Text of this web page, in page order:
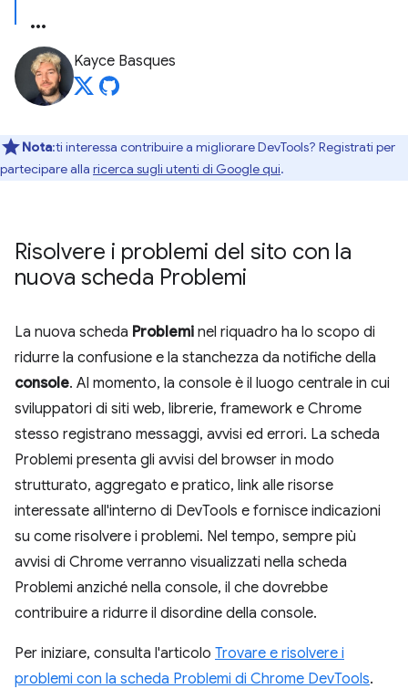
Kayce Basques
Nota:ti interessa contribuire a migliorare DevTools? Registrati per
partecipare alla ricerca sugli utenti di Google qui.
Risolvere i problemi del sito con la
nuova scheda Problemi
La nuova scheda Problemi nel riquadro ha lo scopo di
ridurre la confusione e la stanchezza da notifiche della
console. Al momento, la console è il luogo centrale in cui
sviluppatori di siti web, librerie, framework e Chrome
stesso registrano messaggi, avvisi ed errori. La scheda
Problemi presenta gli avvisi del browser in modo
strutturato, aggregato e pratico, link alle risorse
interessate all'interno di DevTools e fornisce indicazioni
su come risolvere i problemi. Nel tempo, sempre più
avvisi di Chrome verranno visualizzati nella scheda
Problemi anziché nella console, il che dovrebbe
contribuire a ridurre il disordine della console.
Per iniziare, consulta l'articolo Trovare e risolvere i
problemi con la scheda Problemi di Chrome DevTools.